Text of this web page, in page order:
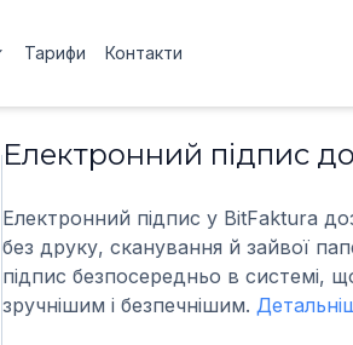
Тарифи Контакти
Електронний підпис
Електронний підпис у BitFaktura
без друку, сканування й зайвої
підпис безпосередньо в системі,
зручнішим і безпечнішим.